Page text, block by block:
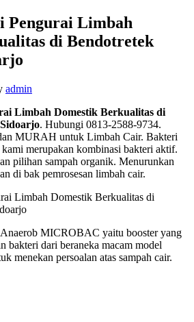
Pengurai Limbah
di Bendotretek
admin
Limbah Domestik Berkualitas di
. Hubungi 0813-2588-9734.
MURAH untuk Limbah Cair. Bakteri
merupakan kombinasi bakteri aktif.
pilihan sampah organik. Menurunkan
di bak pemrosesan limbah cair.
MICROBAC yaitu booster yang
bakteri dari beraneka macam model
menekan persoalan atas sampah cair.